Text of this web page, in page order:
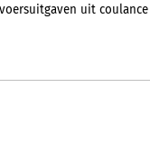
uit coulance